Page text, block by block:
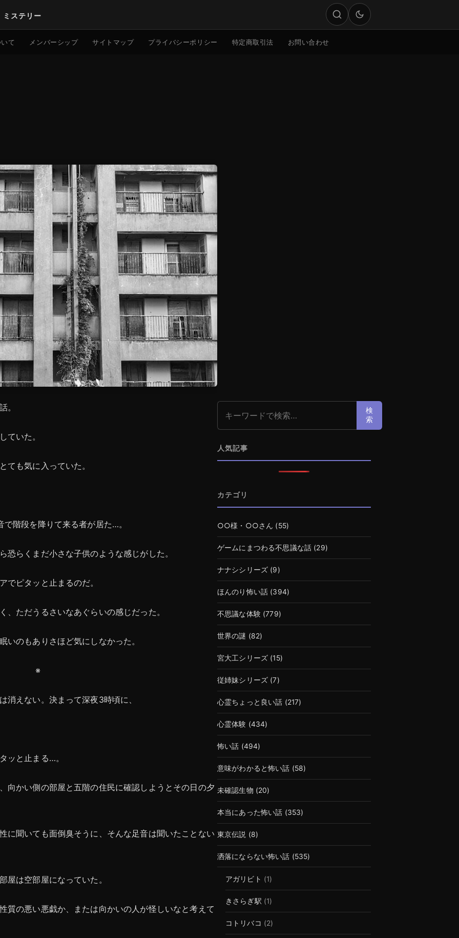
ミステリー
て メンバーシップ サイトマップ プライバシーポリシー 特定商取引法 お問い合わせ
。
ていた。
ても気に入っていた。
階段を降りて来る者が居た…。
らくまだ小さな子供のような感じがした。
でピタッと止まるのだ。
ただうるさいなあぐらいの感じだった。
いのもありさほど気にしなかった。
※
消えない。決まって深夜3時頃に、
ッと止まる…。
向かい側の部屋と五階の住民に確認しようとその日の夕
に聞いても面倒臭そうに、そんな足音は聞いたことない
屋は空部屋になっていた。
質の悪い悪戯か、または向かいの人が怪しいなと考えて
検
索
人気記事
カテゴリ
○○様・○○さん (55)
ゲームにまつわる不思議な話 (29)
ナナシシリーズ (9)
ほんのり怖い話 (394)
不思議な体験(779)
世界の謎 (82)
宮大工シリーズ (15)
従姉妹シリーズ (7)
心霊ちょっと良い話 (217)
心霊体験 (434)
怖い話 (494)
意味がわかると怖い話 (58)
未確認生物 (20)
本当にあった怖い話 (353)
東京伝説 (8)
洒落にならない怖い話 (535)
アガリビト (1)
きさらぎ駅 (1)
コトリバコ (2)